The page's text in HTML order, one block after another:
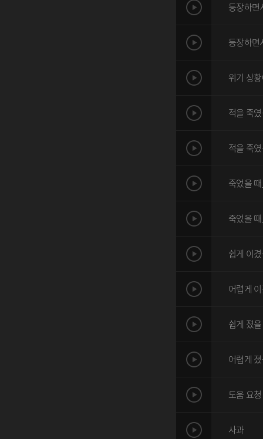
등장하면
등장하면
위기 상
적을 죽
적을 죽
죽었을
죽었을
쉽게 이
어렵게
쉽게 졌
어렵게
도움 요청
사과